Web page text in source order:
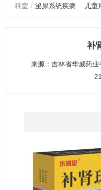
科室： 泌尿系统疾病 儿童
心血管系统疾病
性
补
来源： 吉林省华威药业